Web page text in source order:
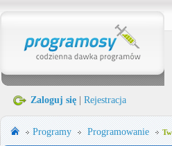
Zaloguj się Rejestracja
Programy Programowanie